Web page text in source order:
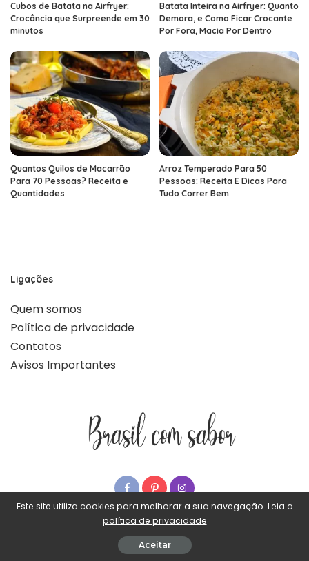
Cubos de Batata na Airfryer:
Crocância que Surpreende em 30
minutos
Batata Inteira na Airfryer: Quanto
Demora, e Como Ficar Crocante
Por Fora, Macia Por Dentro
Quantos Quilos de Macarrão
Para 70 Pessoas? Receita e
Quantidades
Arroz Temperado Para 50
Pessoas: Receita E Dicas Para
Tudo Correr Bem
Ligações
Quem somos
Política de privacidade
Contatos
Avisos Importantes
© Brasil com sabor - Todos os direitos reservados
Este site utiliza cookies para melhorar a sua navegação. Leia a
política de privacidade
Aceitar